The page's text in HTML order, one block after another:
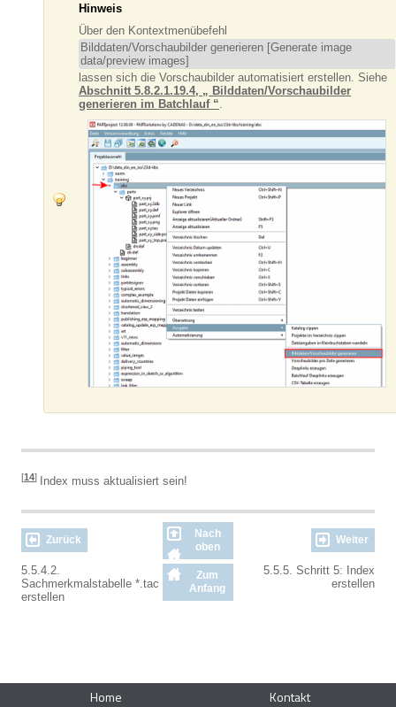
Hinweis
Über den Kontextmenübefehl
Bilddaten/Vorschaubilder generieren [Generate image
data/preview images]
lassen sich die Vorschaubilder automatisiert erstellen. Siehe
Abschnitt 5.8.2.1.19.4, „ Bilddaten/Vorschaubilder
generieren im Batchlauf “
[14] Index muss aktualisiert sein!
Zurück
Nach
oben
Weiter
5.5.4.2.
Sachmerkmalstabelle *.tac
erstellen
Zum
Anfang
5.5.5. Schritt 5: Index
erstellen
Home
Kontakt